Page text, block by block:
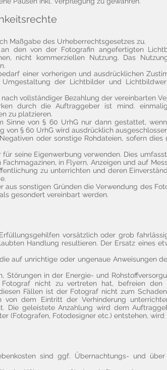
Maßgabe des Urheberrechtsgesetzes zu.
den von der Fotografin angefertigten
nicht kommerziellen Nutzung. Das
einer vorherigen und ausdrücklichen
der Lichtbilder und
vollständiger Bezahlung der vereinbarten
durch die Auftraggeber ist mind.
zu platzieren.
von § 60 UrhG nur dann gestattet,
von § 60 UrhG wird ausdrücklich
oder sonstige Rohdateien, sofern
seine Eigenwerbung verwenden. Dies
in Flyern, Anzeigen und auf
zu unterrichten und deren
sonstigen Gründen die Verwendung des
gesondert vereinbart werden.
vorsätzlich oder grob
Handlung resultieren. Der Ersatz eines
auf unrichtige oder ungenaue Anweisungen
Störungen in der Energie- und
nicht zu vertreten hat, befreien
Fällen ist der Fotograf nicht zum
dem Eintritt der Verhinderung
Die geleistete Anzahlung wird dem
(Fotografen, Fotodesigner etc.) entstehen,
sind ggf. Übernachtungs- und über